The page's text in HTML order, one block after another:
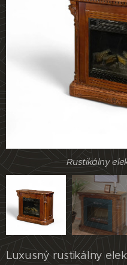
Rustikálny
Luxusný rustikálny